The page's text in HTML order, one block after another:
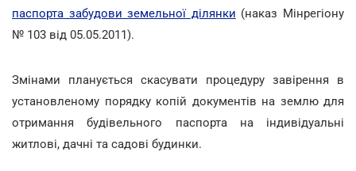
паспорта забудови земельної ділянки (наказ Мінрегіону
№ 103 від 05.05.2011).
Змінами планується скасувати процедуру завірення в
установленому порядку копій документів на землю для
отримання будівельного паспорта на індивідуальні
житлові, дачні та садові будинки.